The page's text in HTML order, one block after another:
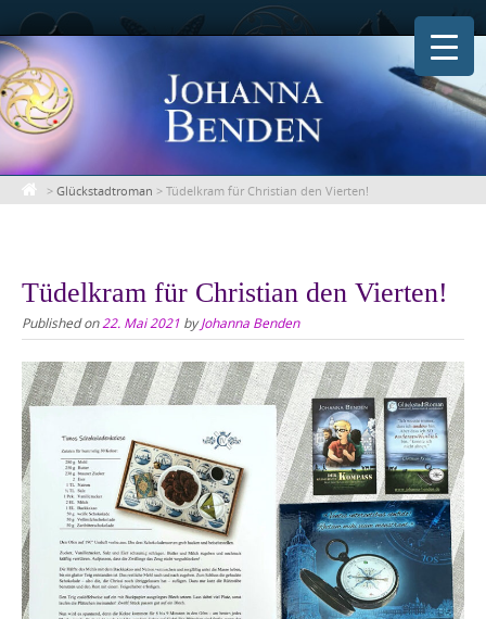
Skip
to
content
> Glückstadtroman > Tüdelkram für Christian den Vierten!
Tüdelkram für Christian den Vierten!
Published on22. Mai 2021 byJohanna Benden